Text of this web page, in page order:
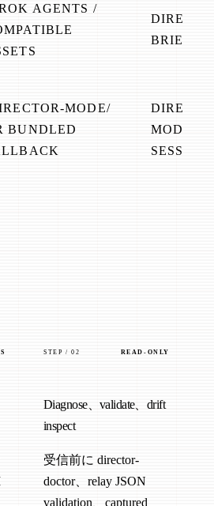
AGENTS /
BRIEF +
MODE/
BUNDLED
MODE +
STEP / 02 READ-ONLY
Diagnose、validate、drift
inspect
受信前に director-
doctor、relay JSON
validation、captured